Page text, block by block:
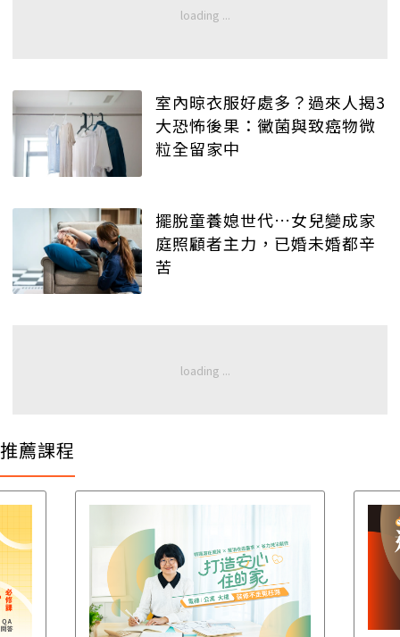
室內晾衣服好處多？過來人揭3
大恐怖後果：黴菌與致癌物微
粒全留家中
擺脫童養媳世代…女兒變成家
庭照顧者主力，已婚未婚都辛
苦
推薦課程